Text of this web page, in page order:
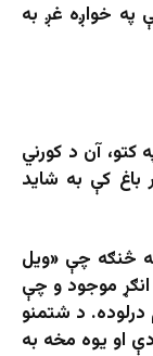
په خواږه غږ به
کتو، آن د کورني
باغ کې به شاید
څنګه چې «ویل
انګړ موجود و چې
د شتمنو
او یوه مخه به